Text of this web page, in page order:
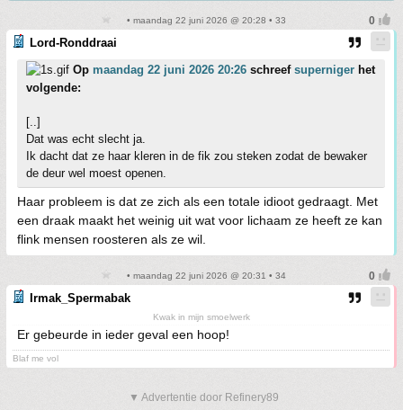
• maandag 22 juni 2026 @ 20:28 • 33
Lord-Ronddraai
Op maandag 22 juni 2026 20:26 schreef superniger het
volgende:
[..]
Dat was echt slecht ja.
Ik dacht dat ze haar kleren in de fik zou steken zodat de bewaker
de deur wel moest openen.
Haar probleem is dat ze zich als een totale idioot gedraagt. Met
een draak maakt het weinig uit wat voor lichaam ze heeft ze kan
flink mensen roosteren als ze wil.
• maandag 22 juni 2026 @ 20:31 • 34
Irmak_Spermabak
Kwak in mijn smoelwerk
Er gebeurde in ieder geval een hoop!
Blaf me vol
▼ Advertentie door Refinery89